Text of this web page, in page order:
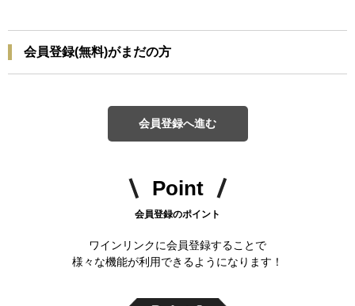
会員登録(無料)がまだの方
会員登録へ進む
Point
会員登録のポイント
ワインリンクに会員登録することで
様々な機能が利用できるようになります！